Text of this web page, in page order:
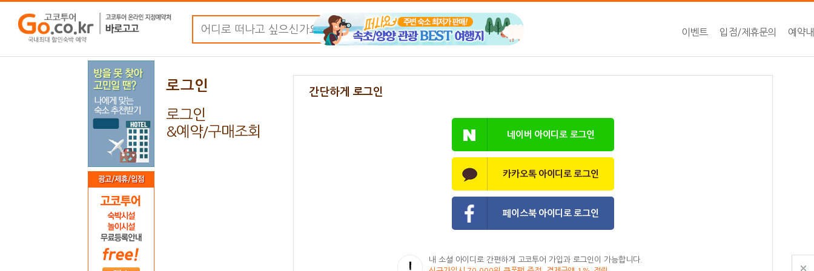
이벤트 입점/제휴문의 예약
로그인
로그인
&예약/구매조회
간단하게 로그인
네이버 아이디로 로그인
카카오톡 아이디로 로그인
페이스북 아이디로 로그인
내 소셜 아이디로 간편하게 고코투어 가입과 로그인이 가능합니다.